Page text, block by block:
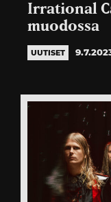
Irrational
muodossa
UUTISET